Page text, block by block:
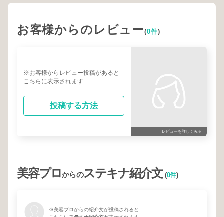
お客様からのレビュー(0件)
※お客様からレビュー投稿があると
こちらに表示されます
投稿する方法
レビューを詳しくみる
美容プロからのステキナ紹介文(0件)
※美容プロからの紹介文が投稿されると